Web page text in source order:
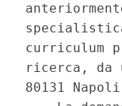
curriculum
ricerca, da
80131